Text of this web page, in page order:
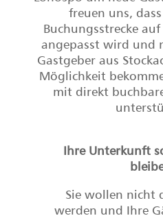
freuen uns,
Buchungsstrecke
angepasst wird und
Gastgeber aus
Möglichkeit
mit direkt
Ihre Unterkunft
Sie wollen nicht
werden und Ihre